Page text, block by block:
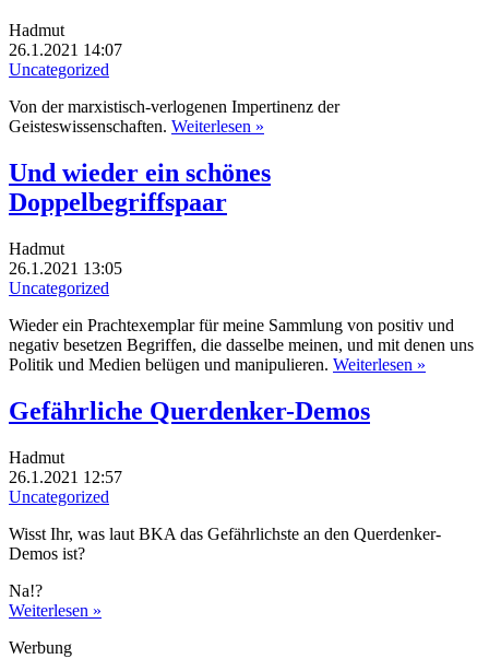
Hadmut
26.1.2021 14:07
Uncategorized
Von der marxistisch-verlogenen Impertinenz der
Geisteswissenschaften. Weiterlesen »
Und wieder ein schönes
Doppelbegriffspaar
Hadmut
26.1.2021 13:05
Uncategorized
Wieder ein Prachtexemplar für meine Sammlung von positiv und
negativ besetzen Begriffen, die dasselbe meinen, und mit denen uns
Politik und Medien belügen und manipulieren. Weiterlesen »
Gefährliche Querdenker-Demos
Hadmut
26.1.2021 12:57
Uncategorized
Wisst Ihr, was laut BKA das Gefährlichste an den Querdenker-
Demos ist?
Na!?
Weiterlesen »
Werbung